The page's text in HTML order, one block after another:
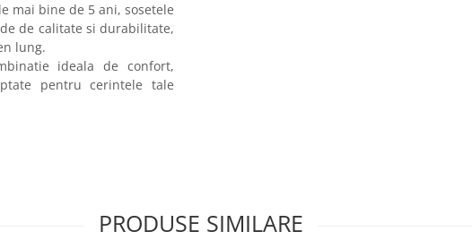
mai bine de 5 ani, sosetele
de calitate si durabilitate,
lung.
ideala de confort,
pentru cerintele tale
PRODUSE SIMILARE